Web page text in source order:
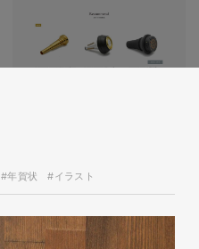
#年賀状 #イラスト